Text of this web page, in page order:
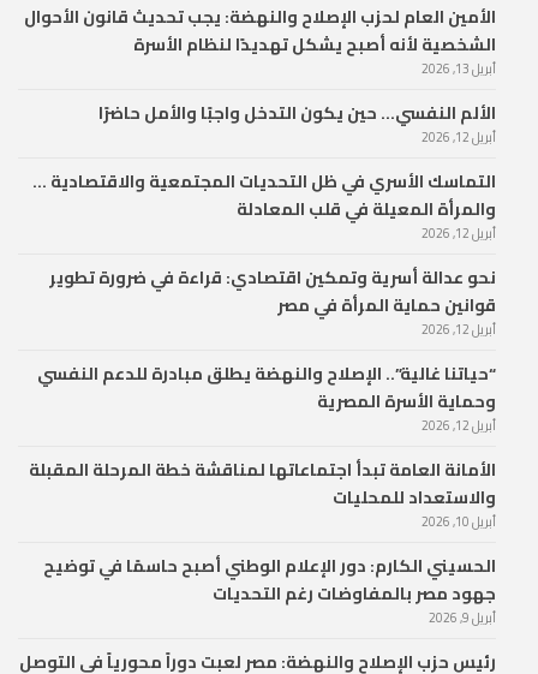
الأمين العام لحزب الإصلاح والنهضة: يجب تحديث قانون الأحوال
الشخصية لأنه أصبح يشكل تهديدًا لنظام الأسرة
أبريل 13, 2026
الألم النفسي… حين يكون التدخل واجبًا والأمل حاضرًا
أبريل 12, 2026
التماسك الأسري في ظل التحديات المجتمعية والاقتصادية …
والمرأة المعيلة في قلب المعادلة
أبريل 12, 2026
نحو عدالة أسرية وتمكين اقتصادي: قراءة في ضرورة تطوير
قوانين حماية المرأة في مصر
أبريل 12, 2026
“حياتنا غالية”.. الإصلاح والنهضة يطلق مبادرة للدعم النفسي
وحماية الأسرة المصرية
أبريل 12, 2026
الأمانة العامة تبدأ اجتماعاتها لمناقشة خطة المرحلة المقبلة
والاستعداد للمحليات
أبريل 10, 2026
الحسيني الكارم: دور الإعلام الوطني أصبح حاسمًا في توضيح
جهود مصر بالمفاوضات رغم التحديات
أبريل 9, 2026
رئيس حزب الإصلاح والنهضة: مصر لعبت دوراً محورياً في التوصل